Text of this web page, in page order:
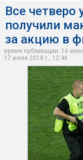
Все четверо
получили
за акцию в
время публикации: 16
17 июля 2018 г., 12:46